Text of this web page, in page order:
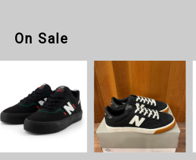
On Sale